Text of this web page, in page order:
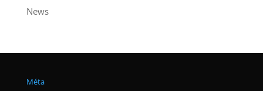
News
Méta